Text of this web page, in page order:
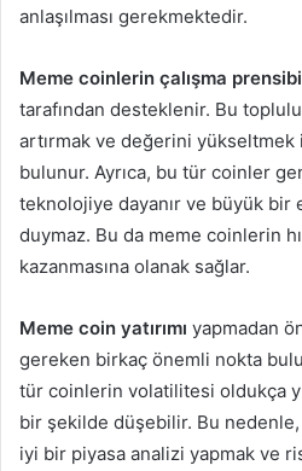
anlaşılması gerekmektedir.
Meme coinlerin çalışma prensibi
tarafından desteklenir. Bu
artırmak ve değerini
bulunur. Ayrıca, bu tür coinler
teknolojiye dayanır ve büyük
duymaz. Bu da meme coinlerin
kazanmasına olanak sağlar.
Meme coin yatırımı yapmadan
gereken birkaç önemli nokta
tür coinlerin volatilitesi oldukça
bir şekilde düşebilir. Bu nedenle,
iyi bir piyasa analizi yapmak ve